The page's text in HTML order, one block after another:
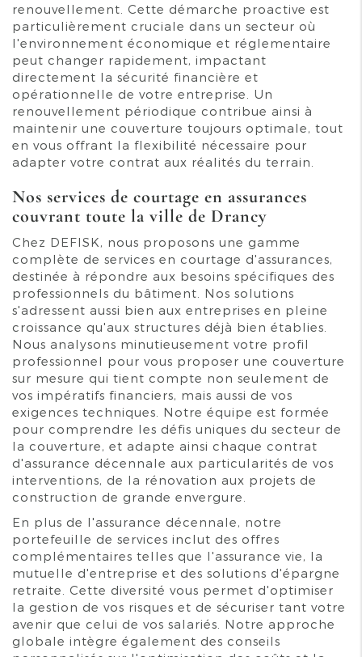
renouvellement. Cette démarche proactive est
particulièrement cruciale dans un secteur où
l'environnement économique et réglementaire
peut changer rapidement, impactant
directement la sécurité financière et
opérationnelle de votre entreprise. Un
renouvellement périodique contribue ainsi à
maintenir une couverture toujours optimale, tout
en vous offrant la flexibilité nécessaire pour
adapter votre contrat aux réalités du terrain.
Nos services de courtage en assurances
couvrant toute la ville de Drancy
Chez DEFISK, nous proposons une gamme
complète de services en courtage d'assurances,
destinée à répondre aux besoins spécifiques des
professionnels du bâtiment. Nos solutions
s'adressent aussi bien aux entreprises en pleine
croissance qu'aux structures déjà bien établies.
Nous analysons minutieusement votre profil
professionnel pour vous proposer une couverture
sur mesure qui tient compte non seulement de
vos impératifs financiers, mais aussi de vos
exigences techniques. Notre équipe est formée
pour comprendre les défis uniques du secteur de
la couverture, et adapte ainsi chaque contrat
d'assurance décennale aux particularités de vos
interventions, de la rénovation aux projets de
construction de grande envergure.
En plus de l'assurance décennale, notre
portefeuille de services inclut des offres
complémentaires telles que l'assurance vie, la
mutuelle d'entreprise et des solutions d'épargne
retraite. Cette diversité vous permet d'optimiser
la gestion de vos risques et de sécuriser tant votre
avenir que celui de vos salariés. Notre approche
globale intègre également des conseils